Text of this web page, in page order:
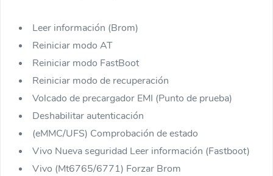
Leer información (Brom)
Reiniciar modo AT
Reiniciar modo FastBoot
Reiniciar modo de recuperación
Volcado de precargador EMI (Punto de prueba)
Deshabilitar autenticación
(eMMC/UFS) Comprobación de estado
Vivo Nueva seguridad Leer información (Fastboot)
Vivo (Mt6765/6771) Forzar Brom